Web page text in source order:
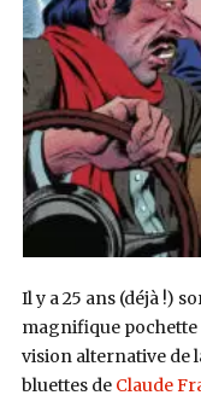
Il y a 25 ans (déjà !)
magnifique pochette
vision alternative de
bluettes de Claude